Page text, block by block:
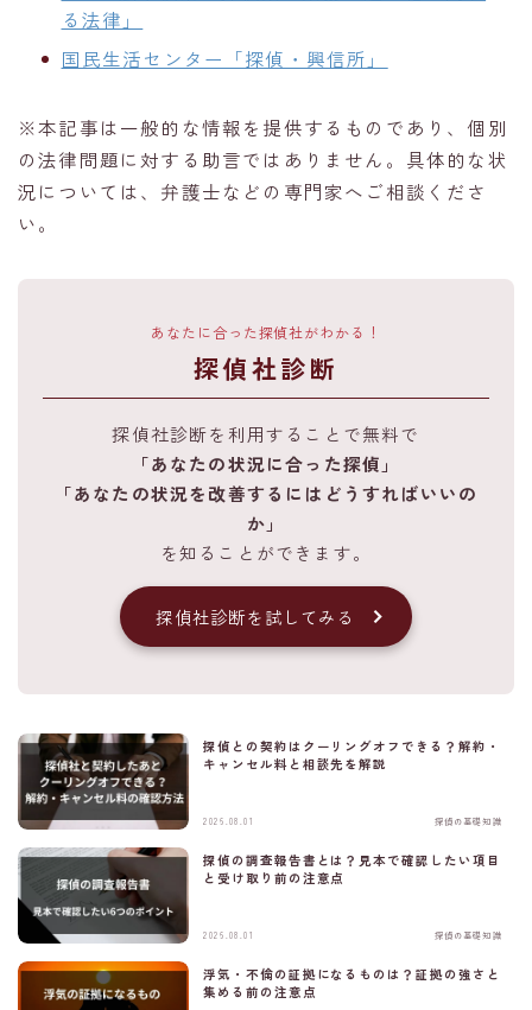
る法律」
国民生活センター「探偵・興信所」
※本記事は一般的な情報を提供するものであり、個別
の法律問題に対する助言ではありません。具体的な状
況については、弁護士などの専門家へご相談くださ
い。
あなたに合った探偵社がわかる！
探偵社診断
探偵社診断を利用することで無料で
「あなたの状況に合った探偵」
「あなたの状況を改善するにはどうすればいいの
か」
を知ることができます。
探偵社診断を試してみる
探偵との契約はクーリングオフできる？解約・
キャンセル料と相談先を解説
2026.08.01 探偵の基礎知識
探偵の調査報告書とは？見本で確認したい項目
と受け取り前の注意点
2026.08.01 探偵の基礎知識
浮気・不倫の証拠になるものは？証拠の強さと
集める前の注意点
匿名・秘密厳守・簡単60秒
無料の浮気調査診断